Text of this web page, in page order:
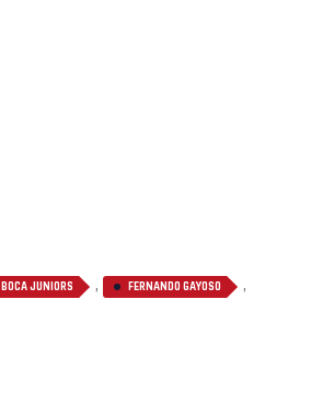
BOCA JUNIORS , FERNANDO GAYOSO ,